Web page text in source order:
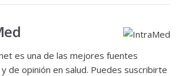
es una de las mejores fuentes
de opinión en salud. Puedes suscribirte